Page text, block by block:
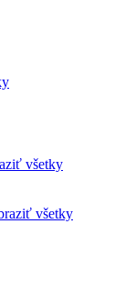
všetky
všetky